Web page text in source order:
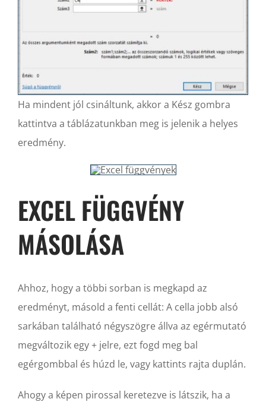
Ha mindent jól csináltunk, akkor a Kész gombra
kattintva a táblázatunkban meg is jelenik a helyes
eredmény.
EXCEL FÜGGVÉNY
MÁSOLÁSA
Ahhoz, hogy a többi sorban is megkapd az
eredményt, másold a fenti cellát: A cella jobb alsó
sarkában található négyszögre állva az egérmutató
megváltozik egy + jelre, ezt fogd meg bal
egérgombbal és húzd le, vagy kattints rajta duplán.
Ahogy a képen pirossal keretezve is látszik, ha a